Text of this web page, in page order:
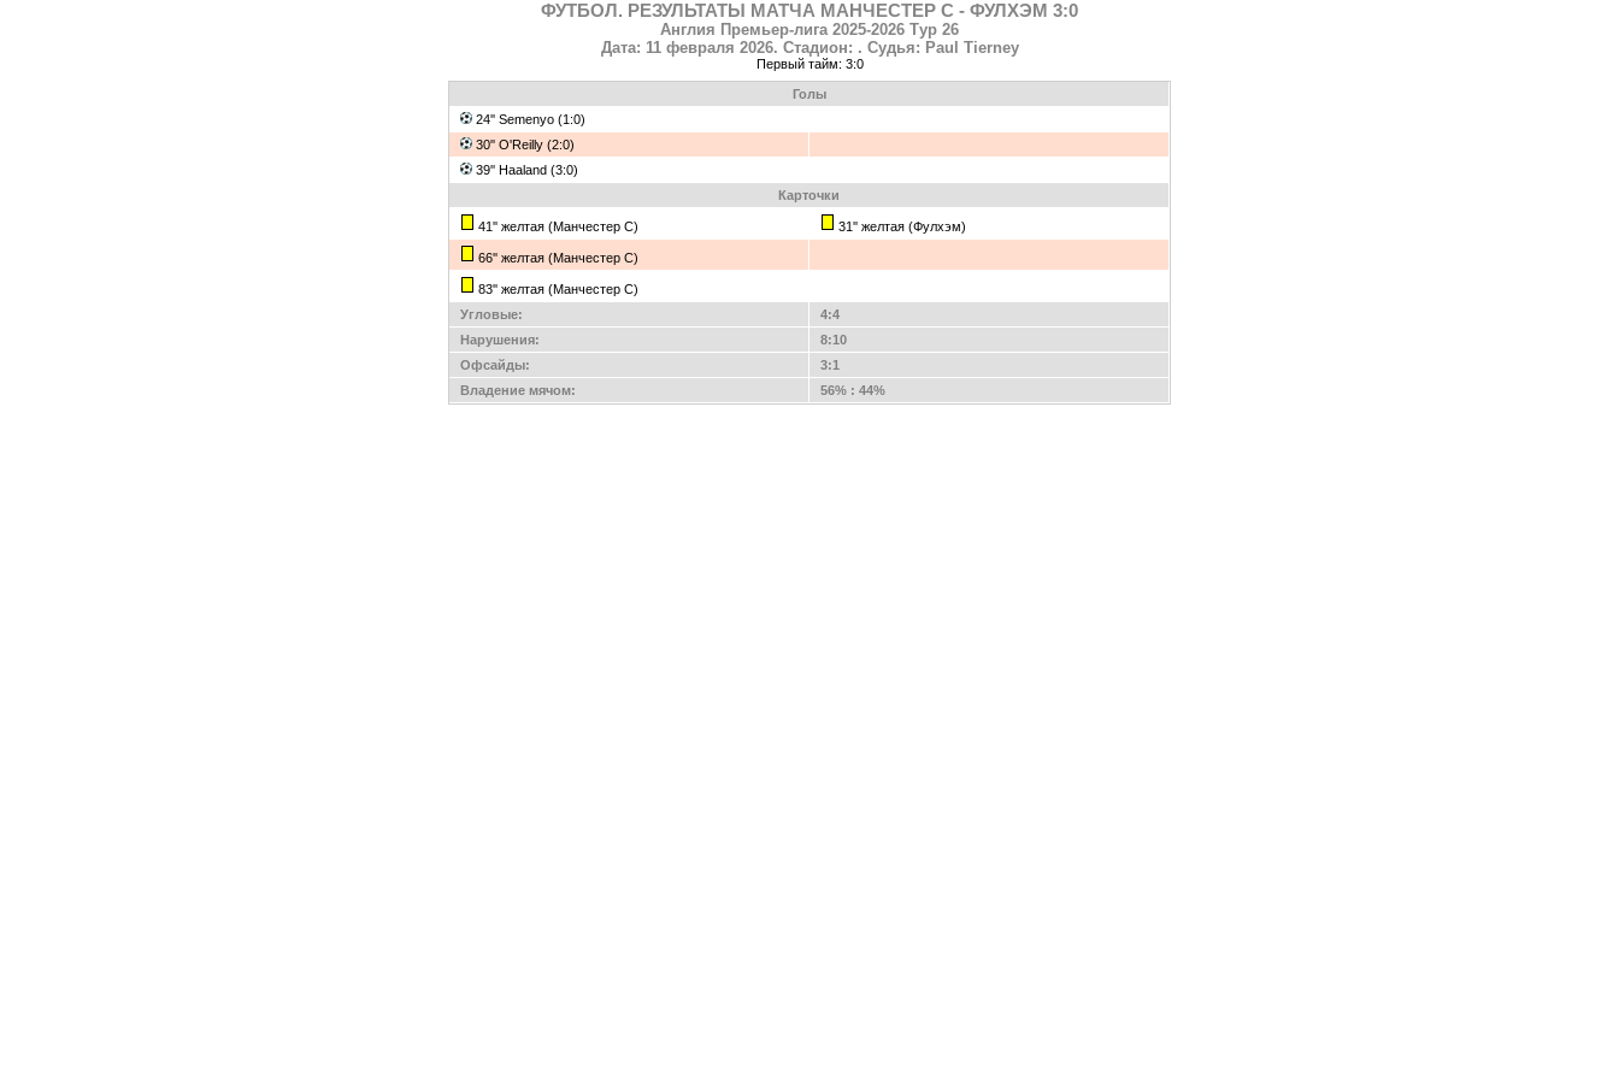
ФУТБОЛ. РЕЗУЛЬТАТЫ МАТЧА МАНЧЕСТЕР С - ФУЛХЭМ 3:0
Англия Премьер-лига 2025-2026 Тур 26
Дата: 11 февраля 2026. Стадион: . Судья: Paul Tierney
Первый тайм: 3:0
Голы
24'' Semenyo (1:0)
30'' O'Reilly (2:0)
39'' Haaland (3:0)
Карточки
41'' желтая (Манчестер С) 31'' желтая (Фулхэм)
66'' желтая (Манчестер С)
83'' желтая (Манчестер С)
Угловые:
4:4
Нарушения:
8:10
Офсайды:
3:1
Владение мячом:
56% : 44%